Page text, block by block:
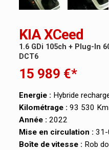
KIA XCeed
1.6 GDi 105ch + Plug-In
DCT6
15 989 €*
Energie : Hybride
Kilométrage : 93 530
Année : 2022
Mise en circulation :
Boîte de vitesse : Rob